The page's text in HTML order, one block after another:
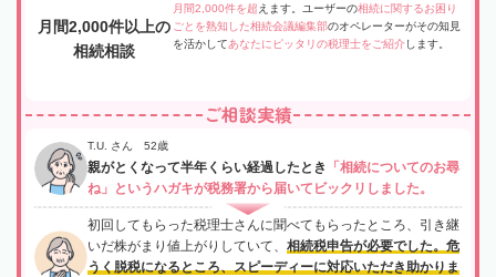
月間2,000件以上の
相続相談
月間2,000件を超 えます。ユーザーの相続に関するお困り
ごとを熟知した相続会議編集部のオペレーターがその知見
を活かしてあなたにピッタリの税理士をご紹介 します。
ご相談実績
T.U. さん 52歳
親がとくなって半年くらい経過したとき
「相続についてのお尋
ね」というハガキが税務署から届いてビックリしました。
初回してもらった税理士さんに聞べてもらったところ、引き継
いだ株がまり値上がりしていて、 相続税申告が必要でした。危
うく脱税になるところ、スピーディーに対応いただき助かりま